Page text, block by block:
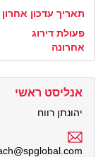
תאריך עדכון אחרון
פעולת דירוג
אחרונה
אנליסט ראשי
יהונתן רווח